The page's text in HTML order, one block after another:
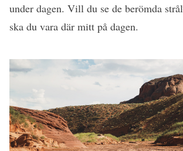
under dagen. Vill du se de berömda
ska du vara där mitt på dagen.